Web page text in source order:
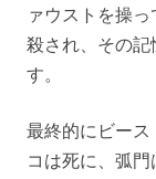
ァウストを操っ
殺され、その
す。
最終的にビース
コは死に、弧